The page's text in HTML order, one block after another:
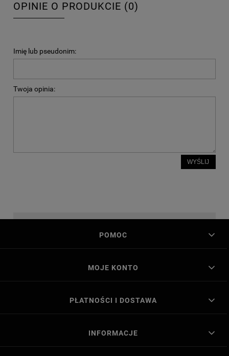
OPINIE O PRODUKCIE (0)
Imię lub pseudonim:
Twoja opinia:
WYŚLIJ
POMOC
MOJE KONTO
PŁATNOŚCI I DOSTAWA
INFORMACJE